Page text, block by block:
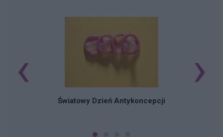
Światowy Dzień Antykoncepcji
‹ ›